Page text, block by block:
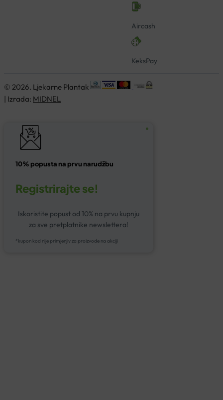
Aircash
KeksPay
© 2026. Ljekarne Plantak
| Izrada: MIDNEL
10% popusta na prvu narudžbu
Registrirajte se!
Iskoristite popust od 10% na prvu kupnju
za sve pretplatnike newslettera!
*kupon kod nije primjenjiv za proizvode na akciji